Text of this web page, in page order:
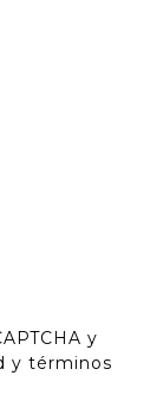
y
y términos